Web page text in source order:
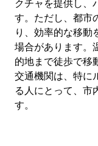
クチャを提供し、
す。ただし、都市
り、効率的な移動
場合があります。
的地まで徒歩で移
交通機関は、特に
る人にとって、市
す。